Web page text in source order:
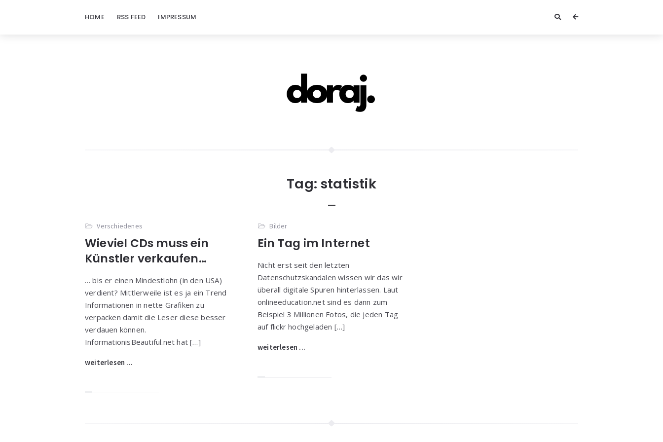
HOME RSS FEED IMPRESSUM
Tag: statistik
Verschiedenes
Wieviel CDs muss ein
Künstler verkaufen…
… bis er einen Mindestlohn (in den USA)
verdient? Mittlerweile ist es ja ein Trend
Informationen in nette Grafiken zu
verpacken damit die Leser diese besser
verdauen können.
InformationisBeautiful.net hat […]
weiterlesen ...
Bilder
Ein Tag im Internet
Nicht erst seit den letzten
Datenschutzskandalen wissen wir das wir
überall digitale Spuren hinterlassen. Laut
onlineeducation.net sind es dann zum
Beispiel 3 Millionen Fotos, die jeden Tag
auf flickr hochgeladen […]
weiterlesen ...